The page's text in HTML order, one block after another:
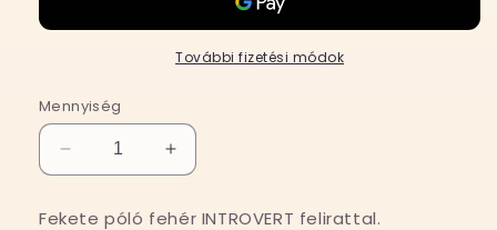
További fizetési módok
Mennyiség
INTROVERT
póló
INTROVERT
póló
Fekete póló fehér INTROVERT felirattal.